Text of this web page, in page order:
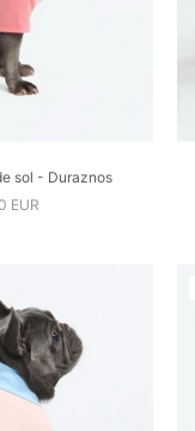
sol - Duraznos
EUR